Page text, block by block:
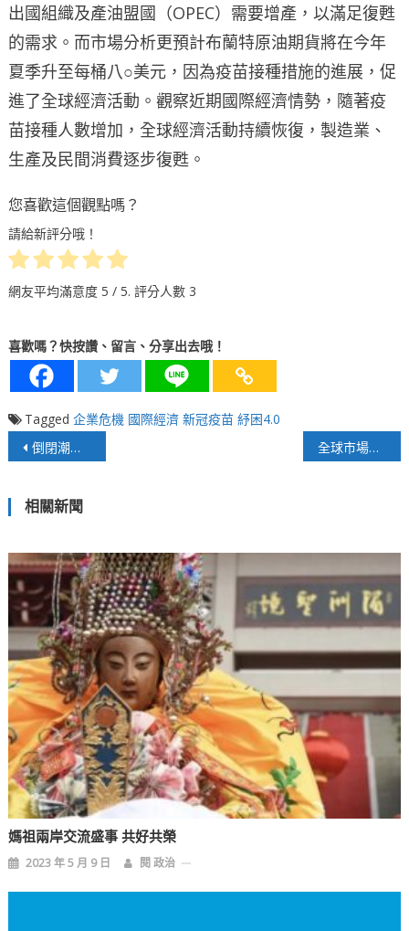
出國組織及產油盟國（OPEC）需要增產，以滿足復甦
的需求。而市場分析更預計布蘭特原油期貨將在今年
夏季升至每桶八○美元，因為疫苗接種措施的進展，促
進了全球經濟活動。觀察近期國際經濟情勢，隨著疫
苗接種人數增加，全球經濟活動持續恢復，製造業、
生產及民間消費逐步復甦。
您喜歡這個觀點嗎？
請給新評分哦！
網友平均滿意度 5 / 5. 評分人數 3
喜歡嗎？快按讚、留言、分享出去哦！
Tagged 企業危機 國際經濟 新冠疫苗 紓困4.0
文
導
覽
倒閉潮將至！企業裁員比政府紓困更有效 全球市場榮景再現 反成資金收縮風險
相關新聞
媽祖兩岸交流盛事 共好共榮
2023 年 5 月 9 日 閱 政治